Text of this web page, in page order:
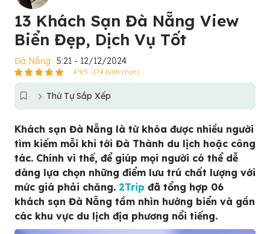
13 Khách Sạn Đà Nẵng View
Biển Đẹp, Dịch Vụ Tốt
Đà Nẵng 5:21 - 12/12/2024
4.9/5 - (74 bình chọn)
Thứ Tự Sắp Xếp
Khách sạn Đà Nẵng là từ khóa được nhiều người
tìm kiếm mỗi khi tới Đà Thành du lịch hoặc công
tác. Chính vì thế, để giúp mọi người có thể dễ
dàng lựa chọn những điểm lưu trú chất lượng với
mức giá phải chăng. 2Trip đã tổng hợp 06
khách sạn Đà Nẵng tầm nhìn hướng biển và gần
các khu vực du lịch địa phương nổi tiếng.